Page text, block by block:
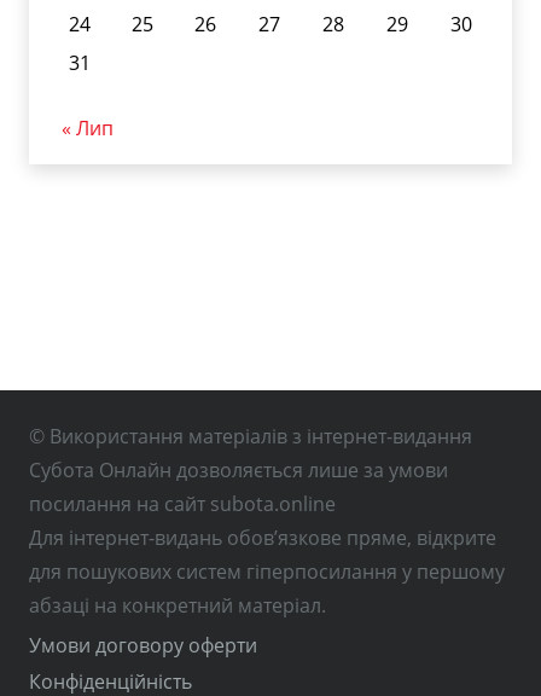
24
25 26 27 28 29
30
31
« Лип
© Використання матеріалів з інтернет-видання
Субота Онлайн дозволяється лише за умови
посилання на сайт subota.online
Для інтернет-видань обов’язкове пряме, відкрите
для пошукових систем гіперпосилання у першому
абзаці на конкретний матеріал.
Умови договору оферти
Конфіденційність